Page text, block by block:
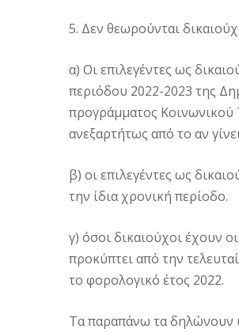
5. Δεν θεωρούνται
α) Οι επιλεγέντες ως
περιόδου 2022-2023 της
προγράμματος
ανεξαρτήτως από το αν
β) οι επιλεγέντες ως
την ίδια χρονική περίοδο.
γ) όσοι δικαιούχοι έχουν
προκύπτει από την
το φορολογικό έτος 2022.
Τα παραπάνω τα δηλώνουν